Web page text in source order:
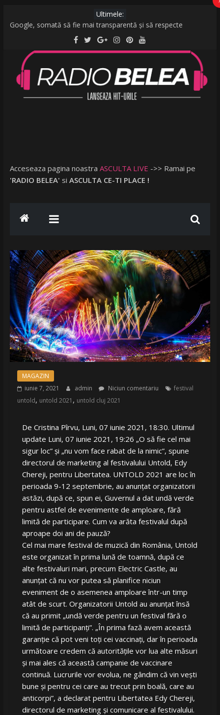
Ultimele:
Google, somată să fie mai transparentă și să respecte
legislația UE: Cum stabilește ordinea rezultatelor unei căutări?
De la caniculă la vijelii în câteva minute. O furtună puternică a
făcut ravagii în zeci de localități și în București
Raed Arafat: Nu cred că vorbim despre discriminare dacă se
limitează accesul celor nevaccinați în anumite locații
AMI – O Fată Obişnuită
Ce a postat Lambada, fosta soție a lui Tzancă Uraganu, la
Acceseaza pagina noastra ASCULTA LIVE ->> Ramai pe
'RADIO BELEA' si ASCULTA CE-TI PLACE !
MAGAZIN
iunie 7, 2021
admin Niciun comentariu
festival
untold, untold 2021 , untold cluj 2021
De Cristina Pîrvu, Luni, 07 iunie 2021, 18:30. Ultimul
update Luni, 07 iunie 2021, 19:26 „O să fie cel mai
sigur loc” și „nu vom face rabat de la nimic”, spune
directorul de marketing al festivalului Untold, Edy
Chereji, pentru Libertatea. UNTOLD 2021 are loc în
perioada 9-12 septembrie, au anunțat organizatorii
astăzi, după ce, spun ei, Guvernul a dat undă verde
pentru astfel de evenimente de amploare, fără
limită de participare. Cum va arăta festivalul după
aproape doi ani de pauză?
Cel mai mare festival de muzică din România, Untold
este organizat în prima lună de toamnă, după ce
alte festivaluri mari, precum Electric Castle, au
anunțat că nu vor putea să planifice niciun
eveniment de o asemenea amploare într-un timp
atât de scurt. Organizatorii Untold au anunțat însă
că au primit „undă verde pentru un festival fără o
limită de participanți”. „În prima fază avem această
garanție că pot veni toți cei vaccinați, dar în perioada
următoare credem că autoritățile vor lua alte măsuri
și mai ales că această campanie de vaccinare
continuă. Lucrurile vor evolua, ne gândim că vin vești
bune și pentru cei care au trecut prin boală, care au
anticorpi”, a declarat pentru Libertatea Edy Chereji,
directorul de marketing și comunicare al festivalului.